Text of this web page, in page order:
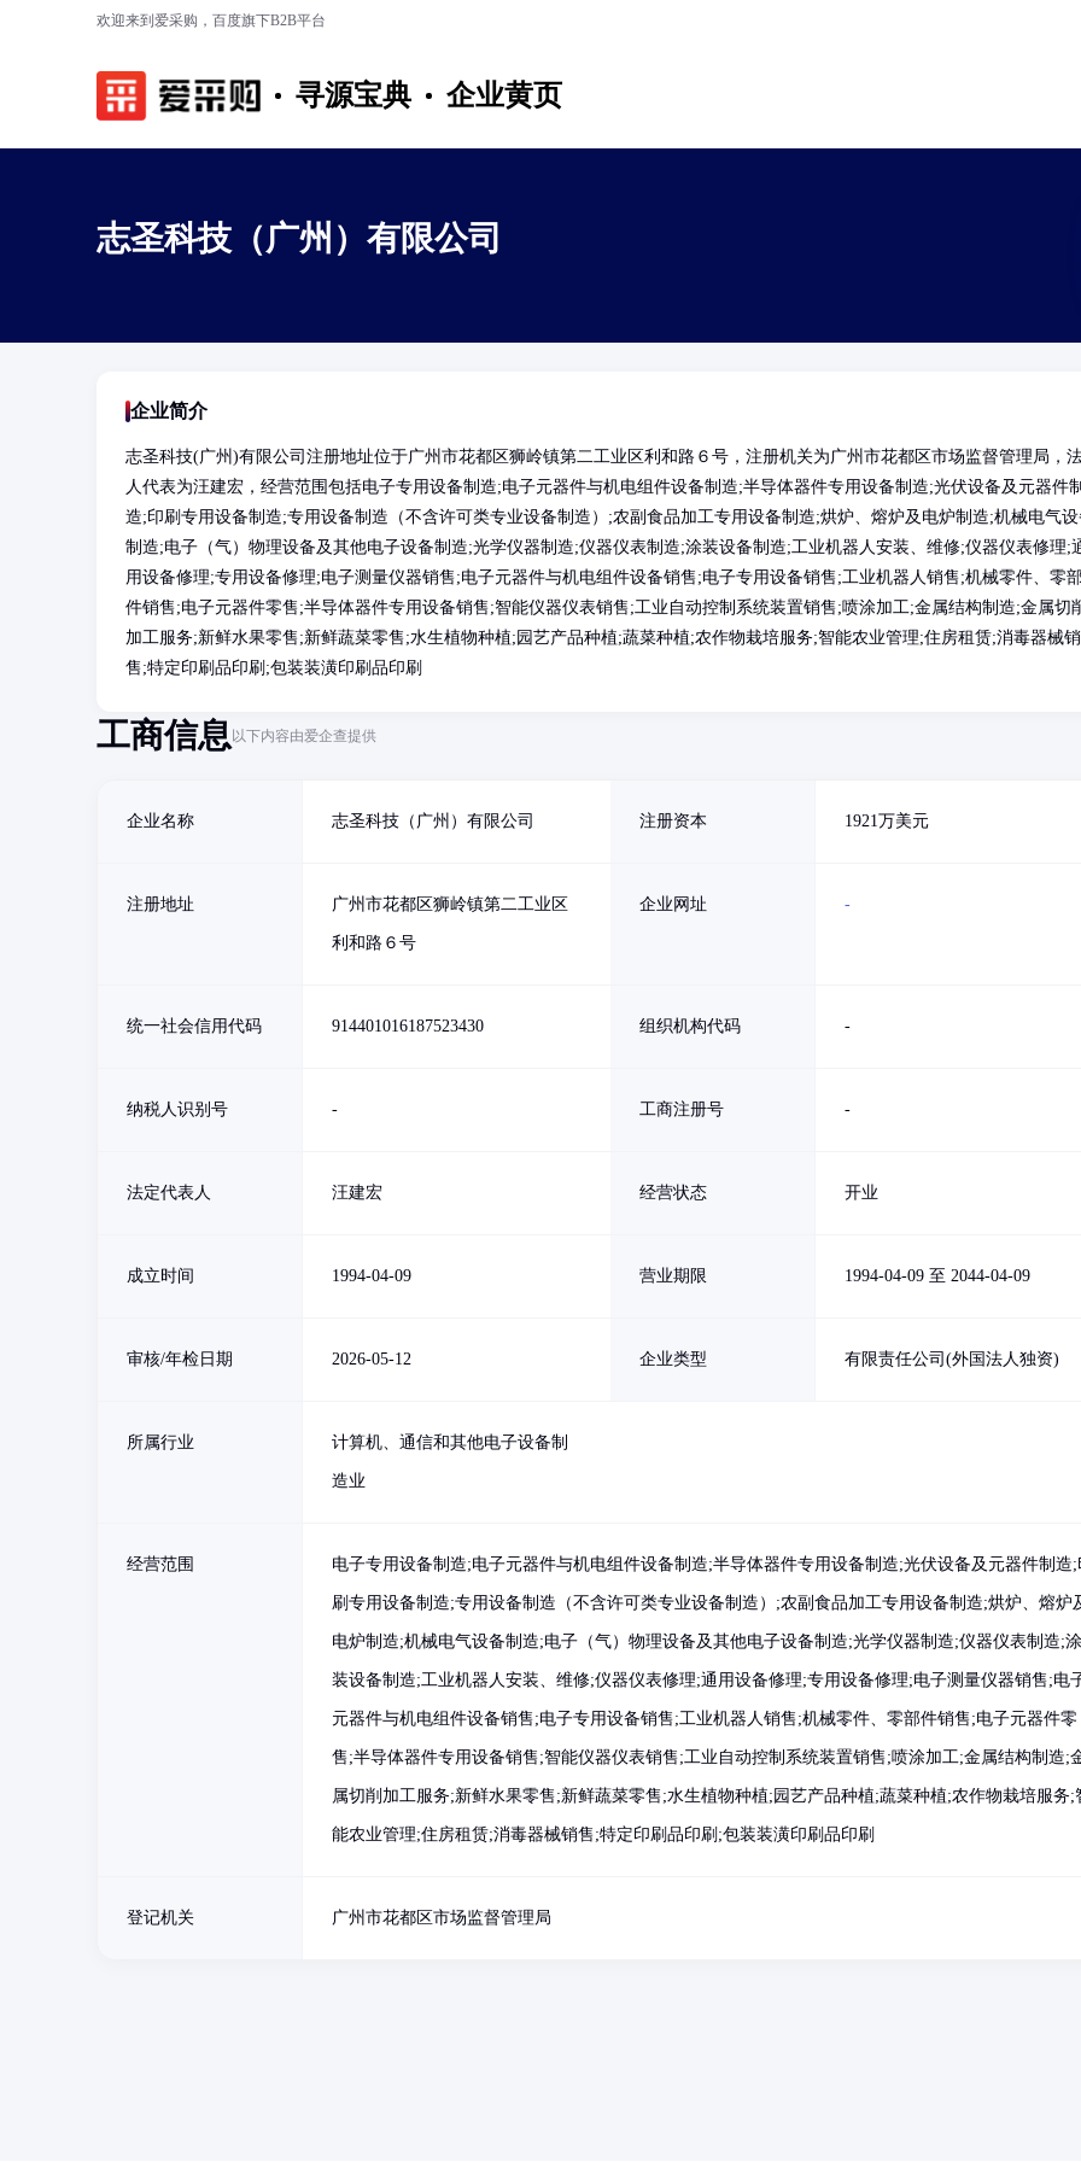
欢迎来到爱采购，百度旗下B2B平台
寻源宝典 企业黄页
志圣科技（广州）有限公司
企业简介
志圣科技(广州)有限公司注册地址位于广州市花都区狮岭镇第二工业区利和路６号，注册机关为广州市花都区市场监督管理局，
人代表为汪建宏，经营范围包括电子专用设备制造;电子元器件与机电组件设备制造;半导体器件专用设备制造;光伏设备及元器件
造;印刷专用设备制造;专用设备制造（不含许可类专业设备制造）;农副食品加工专用设备制造;烘炉、熔炉及电炉制造;机械电气
制造;电子（气）物理设备及其他电子设备制造;光学仪器制造;仪器仪表制造;涂装设备制造;工业机器人安装、维修;仪器仪表修理;
用设备修理;专用设备修理;电子测量仪器销售;电子元器件与机电组件设备销售;电子专用设备销售;工业机器人销售;机械零件、零
件销售;电子元器件零售;半导体器件专用设备销售;智能仪器仪表销售;工业自动控制系统装置销售;喷涂加工;金属结构制造;金属切
加工服务;新鲜水果零售;新鲜蔬菜零售;水生植物种植;园艺产品种植;蔬菜种植;农作物栽培服务;智能农业管理;住房租赁;消毒器械销
售;特定印刷品印刷;包装装潢印刷品印刷
工商信息以下内容由爱企查提供
企业名称 志圣科技（广州）有限公司 注册资本 1921万美元
注册地址 广州市花都区狮岭镇第二工业区
利和路６号
企业网址 -
统一社会信用代码 914401016187523430 组织机构代码 -
纳税人识别号 - 工商注册号 -
法定代表人 汪建宏 经营状态 开业
成立时间 1994-04-09 营业期限 1994-04-09 至 2044-04-09
审核/年检日期 2026-05-12 企业类型 有限责任公司(外国法人独资)
所属行业 计算机、通信和其他电子设备制
造业
经营范围 电子专用设备制造;电子元器件与机电组件设备制造;半导体器件专用设备制造;光伏设备及元器件制造;
刷专用设备制造;专用设备制造（不含许可类专业设备制造）;农副食品加工专用设备制造;烘炉、熔炉
电炉制造;机械电气设备制造;电子（气）物理设备及其他电子设备制造;光学仪器制造;仪器仪表制造;涂
装设备制造;工业机器人安装、维修;仪器仪表修理;通用设备修理;专用设备修理;电子测量仪器销售;电
元器件与机电组件设备销售;电子专用设备销售;工业机器人销售;机械零件、零部件销售;电子元器件零
售;半导体器件专用设备销售;智能仪器仪表销售;工业自动控制系统装置销售;喷涂加工;金属结构制造;
属切削加工服务;新鲜水果零售;新鲜蔬菜零售;水生植物种植;园艺产品种植;蔬菜种植;农作物栽培服务;
能农业管理;住房租赁;消毒器械销售;特定印刷品印刷;包装装潢印刷品印刷
登记机关 广州市花都区市场监督管理局